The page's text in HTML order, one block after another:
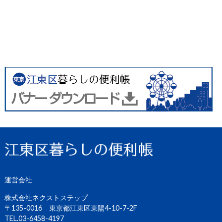
運営会社
株式会社ネクストステップ
〒135-0016 東京都江東区東陽4-10-7-2F
TEL.03-6458-4197